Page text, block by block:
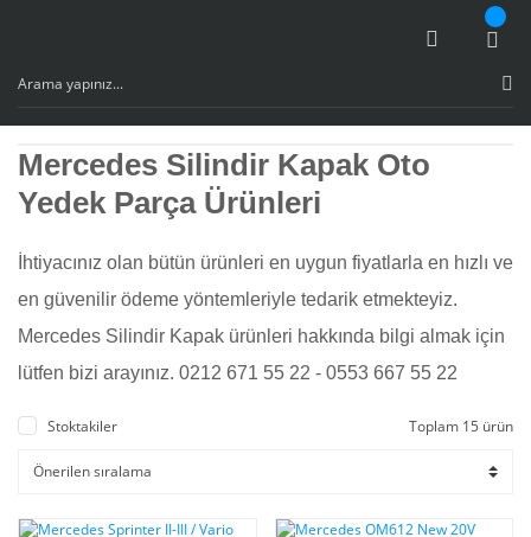
Mercedes Silindir Kapak Oto
Yedek Parça Ürünleri
İhtiyacınız olan bütün ürünleri en uygun fiyatlarla en hızlı ve
en güvenilir ödeme yöntemleriyle tedarik etmekteyiz.
Mercedes Silindir Kapak ürünleri hakkında bilgi almak için
lütfen bizi arayınız. 0212 671 55 22 - 0553 667 55 22
Stoktakiler Toplam 15 ürün